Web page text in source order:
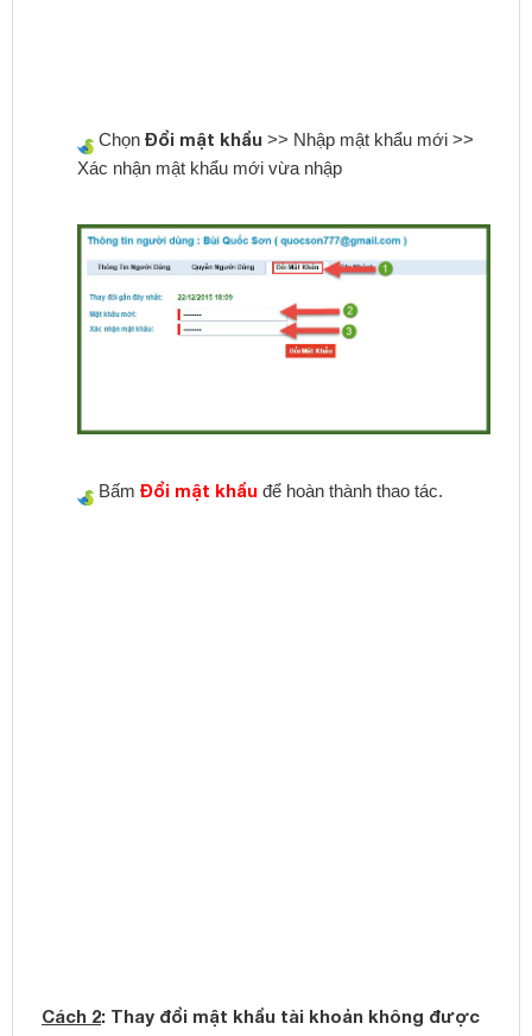
Chọn Đổi mật khẩu >> Nhập mật khẩu mới >>
Xác nhận mật khẩu mới vừa nhập
Bấm Đổi mật khẩu để hoàn thành thao tác.
Cách 2: Thay đổi mật khẩu tài khoản không được